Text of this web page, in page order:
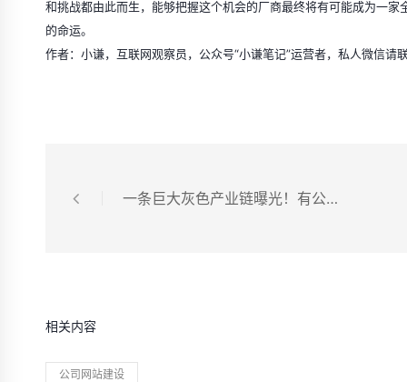
和挑战都由此而生，能够把握这个机会的厂商最终将有可能成为一
的命运。
作者：小谦，互联网观察员，公众号“小谦笔记”运营者，私人微信请
一条巨大灰色产业链曝光！有公司专业养“粉丝”，注水微信大号文章阅
相关内容
公司网站建设